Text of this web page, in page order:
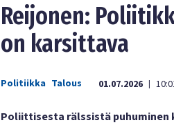
Reijonen:
on karsittava
Politiikka Talous 01.07.2026 |
Poliittisesta rälssistä